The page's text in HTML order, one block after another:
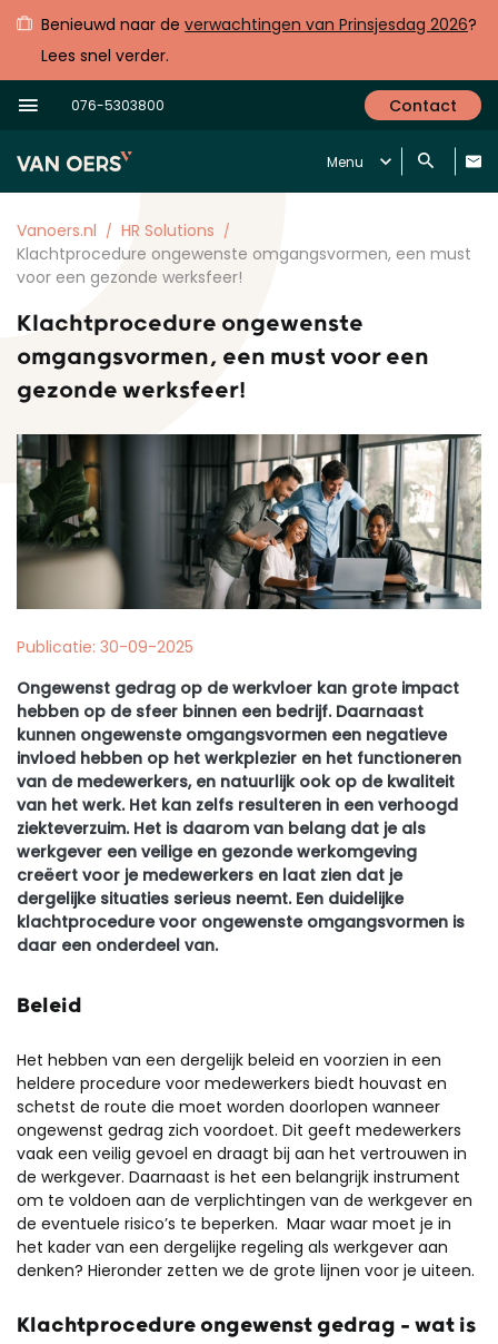
Benieuwd naar de verwachtingen van Prinsjesdag 2026?
Lees snel verder.
076-5303800 Contact
Menu
Vanoers.nl
HR Solutions
Klachtprocedure ongewenste omgangsvormen, een must
voor een gezonde werksfeer!
Klachtprocedure ongewenste
omgangsvormen, een must voor een
gezonde werksfeer!
Publicatie: 30-09-2025
Ongewenst gedrag op de werkvloer kan grote impact
hebben op de sfeer binnen een bedrijf. Daarnaast
kunnen ongewenste omgangsvormen een negatieve
invloed hebben op het werkplezier en het functioneren
van de medewerkers, en natuurlijk ook op de kwaliteit
van het werk. Het kan zelfs resulteren in een verhoogd
ziekteverzuim. Het is daarom van belang dat je als
werkgever een veilige en gezonde werkomgeving
creëert voor je medewerkers en laat zien dat je
dergelijke situaties serieus neemt. Een duidelijke
klachtprocedure voor ongewenste omgangsvormen is
daar een onderdeel van.
Beleid
Het hebben van een dergelijk beleid en voorzien in een
heldere procedure voor medewerkers biedt houvast en
schetst de route die moet worden doorlopen wanneer
ongewenst gedrag zich voordoet. Dit geeft medewerkers
vaak een veilig gevoel en draagt bij aan het vertrouwen in
de werkgever. Daarnaast is het een belangrijk instrument
om te voldoen aan de verplichtingen van de werkgever en
de eventuele risico’s te beperken. Maar waar moet je in
het kader van een dergelijke regeling als werkgever aan
denken? Hieronder zetten we de grote lijnen voor je uiteen.
Klachtprocedure ongewenst gedrag – wat is